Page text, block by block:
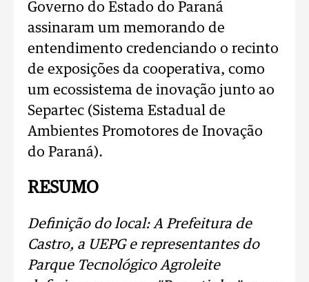
Governo do Estado do Paraná
assinaram um memorando de
entendimento credenciando o recinto
de exposições da cooperativa, como
um ecossistema de inovação junto ao
Separtec (Sistema Estadual de
Ambientes Promotores de Inovação
do Paraná).
RESUMO
Definição do local: A Prefeitura de
Castro, a UEPG e representantes do
Parque Tecnológico Agroleite